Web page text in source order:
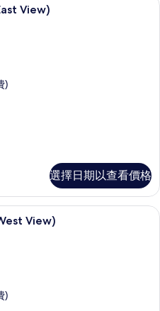
View)
)
選擇日期以查看價格
View)
)